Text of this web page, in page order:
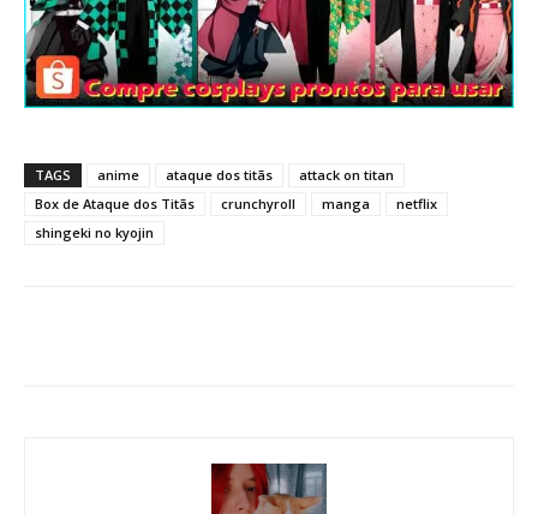
TAGS anime ataque dos titãs
attack on titan
Box de Ataque dos Titãs
crunchyroll manga
netflix
shingeki no kyojin